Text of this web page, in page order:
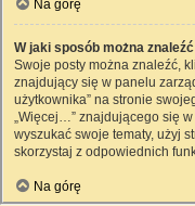
Na górę
W jaki sposób można
Swoje posty można znaleźć,
znajdujący się w panelu
użytkownika” na stronie
„Więcej…” znajdującego się
wyszukać swoje tematy, użyj
skorzystaj z odpowiednich
Na górę